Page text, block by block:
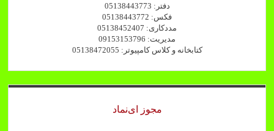
دفتر: 05138443773
فکس: 05138443772
مددکاری: 05138452407
مدیریت: 09153153796
کتابخانه و کلاس کامپیوتر: 05138472055
مجوز ای‌نماد